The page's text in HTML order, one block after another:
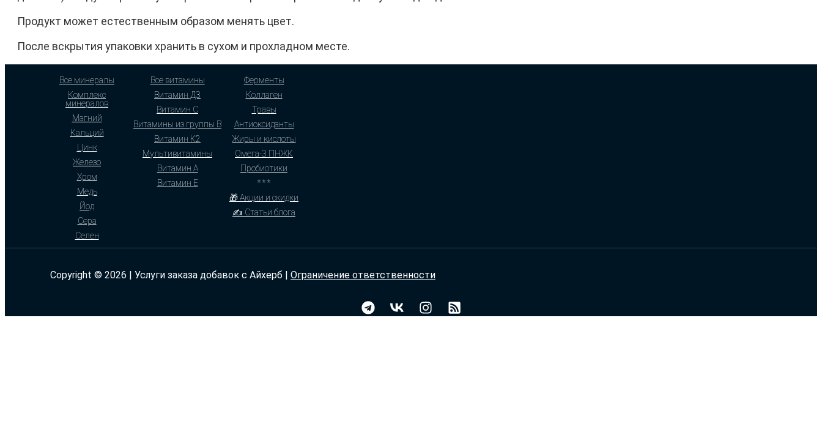
Продукт может естественным образом менять цвет.
После вскрытия упаковки хранить в сухом и прохладном месте.
Все минералы
Комплекс
минералов
Магний
Кальций
Цинк
Железо
Хром
Медь
Йод
Сера
Селен
Все витамины
Витамин Д3
Витамин С
Витамины из группы В
Витамин К2
Мультивитамины
Витамин А
Витамин Е
Ферменты
Коллаген
Травы
Антиоксиданты
Жиры и кислоты
Омега-3 ПНЖК
Пробиотики
* * *
🎁 Акции и скидки
✍ Статьи блога
Copyright © 2026 | Услуги заказа добавок с Айхерб | Ограничение ответственности